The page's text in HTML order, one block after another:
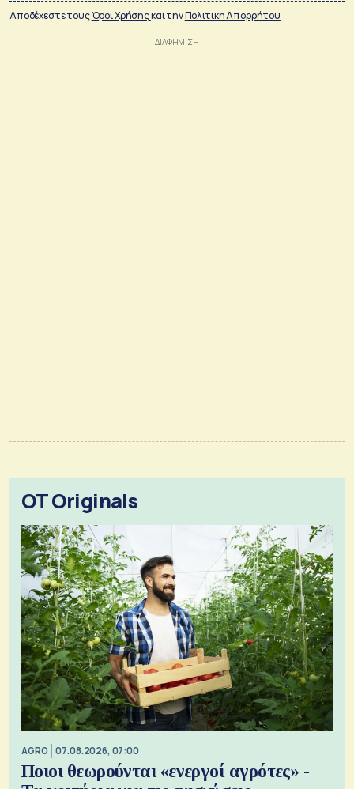
Αποδέχεστε τουςΌροι Χρήσηςκαι τηνΠολιτικη Απορρήτου
OT Originals
AGRO 07.08.2026, 07:00
Ποιοι θεωρούνται «ενεργοί αγρότες» -